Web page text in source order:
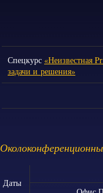
Спецкурс «Неизвестная
задачи и решения»
Даты